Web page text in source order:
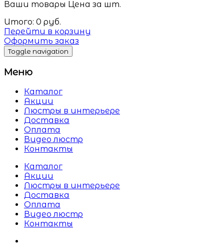
Ваши товары Цена за шт.
Итого: 0 руб.
Перейти в корзину
Оформить заказ
Toggle navigation
Меню
Каталог
Акции
Люстры в интерьере
Доставка
Оплата
Видео люстр
Контакты
Каталог
Акции
Люстры в интерьере
Доставка
Оплата
Видео люстр
Контакты